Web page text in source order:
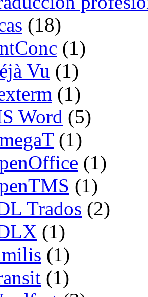
(18)
(1)
Vu (1)
(1)
Word (5)
(1)
(1)
(1)
Trados (2)
(1)
(1)
(1)